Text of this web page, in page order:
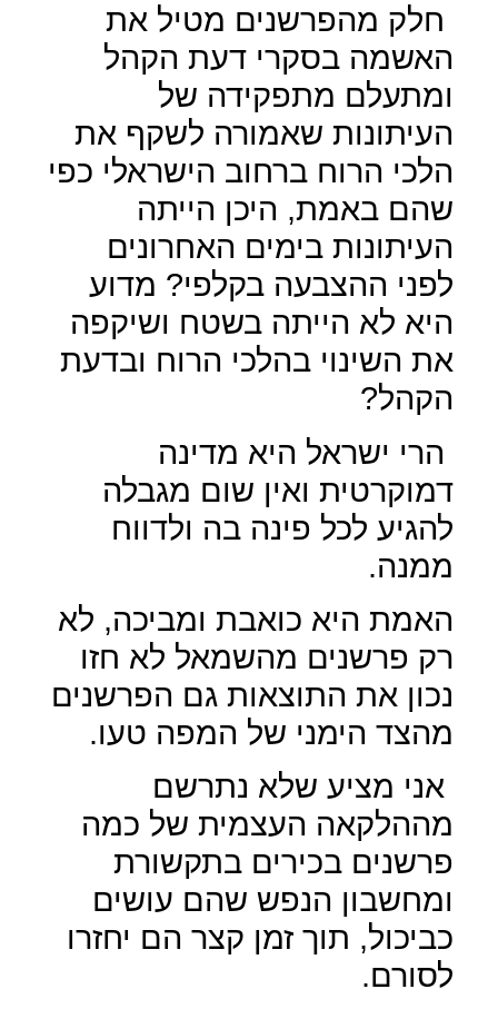
חלק מהפרשנים מטיל את
האשמה בסקרי דעת הקהל
ומתעלם מתפקידה של
העיתונות שאמורה לשקף את
הלכי הרוח ברחוב הישראלי כפי
שהם באמת, היכן הייתה
העיתונות בימים האחרונים
לפני ההצבעה בקלפי? מדוע
היא לא הייתה בשטח ושיקפה
את השינוי בהלכי הרוח ובדעת
הקהל?
הרי ישראל היא מדינה
דמוקרטית ואין שום מגבלה
להגיע לכל פינה בה ולדווח
ממנה.
האמת היא כואבת ומביכה, לא
רק פרשנים מהשמאל לא חזו
נכון את התוצאות גם הפרשנים
מהצד הימני של המפה טעו.
אני מציע שלא נתרשם
מההלקאה העצמית של כמה
פרשנים בכירים בתקשורת
ומחשבון הנפש שהם עושים
כביכול, תוך זמן קצר הם יחזרו
לסורם.